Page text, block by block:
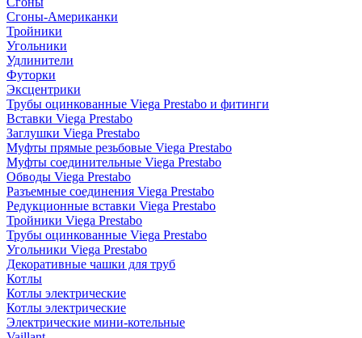
Сгоны-Американки
Тройники
Угольники
Удлинители
Футорки
Эксцентрики
Трубы оцинкованные Viega Prestabo и фитинги
Вставки Viega Prestabo
Заглушки Viega Prestabo
Муфты прямые резьбовые Viega Prestabo
Муфты соединительные Viega Prestabo
Обводы Viega Prestabo
Разъемные соединения Viega Prestabo
Редукционные вставки Viega Prestabo
Тройники Viega Prestabo
Трубы оцинкованные Viega Prestabo
Угольники Viega Prestabo
Декоративные чашки для труб
Котлы
Котлы электрические
Котлы электрические
Электрические мини-котельные